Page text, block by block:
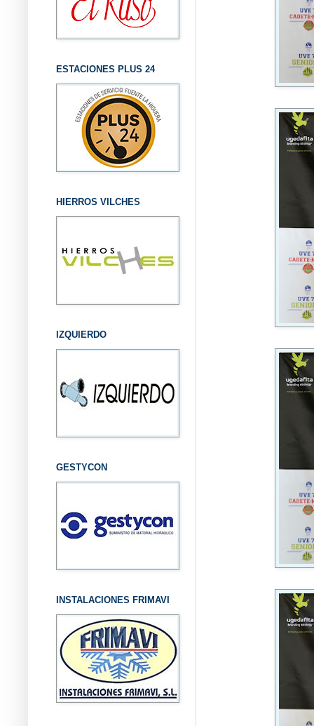
ESTACIONES PLUS 24
HIERROS VILCHES
IZQUIERDO
GESTYCON
INSTALACIONES FRIMAVI